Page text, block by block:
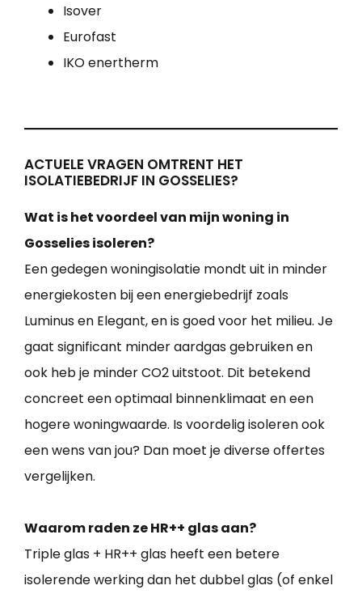
Isover
Eurofast
IKO enertherm
ACTUELE VRAGEN OMTRENT HET
ISOLATIEBEDRIJF IN GOSSELIES?
Wat is het voordeel van mijn woning in
Gosselies isoleren?
Een gedegen woningisolatie mondt uit in minder
energiekosten bij een energiebedrijf zoals
Luminus en Elegant, en is goed voor het milieu. Je
gaat significant minder aardgas gebruiken en
ook heb je minder CO2 uitstoot. Dit betekend
concreet een optimaal binnenklimaat en een
hogere woningwaarde. Is voordelig isoleren ook
een wens van jou? Dan moet je diverse offertes
vergelijken.
Waarom raden ze HR++ glas aan?
Triple glas + HR++ glas heeft een betere
isolerende werking dan het dubbel glas (of enkel